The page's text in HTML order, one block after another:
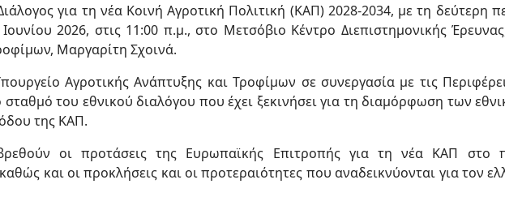
για τη νέα Κοινή Αγροτική Πολιτική (ΚΑΠ) 2028-2034, με τη δεύτερη
2026, στις 11:00 π.μ., στο Μετσόβιο Κέντρο Διεπιστημονικής
Μαργαρίτη Σχοινά.
Αγροτικής Ανάπτυξης και Τροφίμων σε συνεργασία με τις
του εθνικού διαλόγου που έχει ξεκινήσει για τη διαμόρφωση των
της ΚΑΠ.
οι προτάσεις της Ευρωπαϊκής Επιτροπής για τη νέα ΚΑΠ στο
και οι προκλήσεις και οι προτεραιότητες που αναδεικνύονται για τον